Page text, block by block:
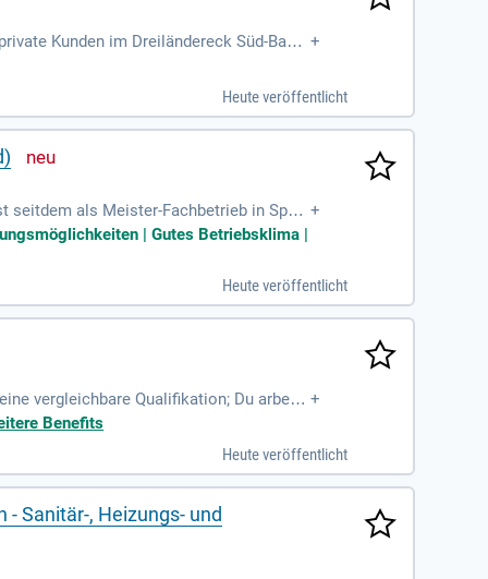
Kunden im Dreiländereck Süd-Bade
Zudem garantieren wir die rei
und die Effizienz der Anlagen. Durch
Leitstand ermöglicht die Üb
fungieren.
+
Heute veröffentlicht
seitdem als Meister-Fachbetrieb in Spell +
| Gutes Betriebsklima |
Heute veröffentlicht
vergleichbare Qualifikation; Du arbeite +
Benefits
Heute veröffentlicht
Sanitär-, Heizungs- und